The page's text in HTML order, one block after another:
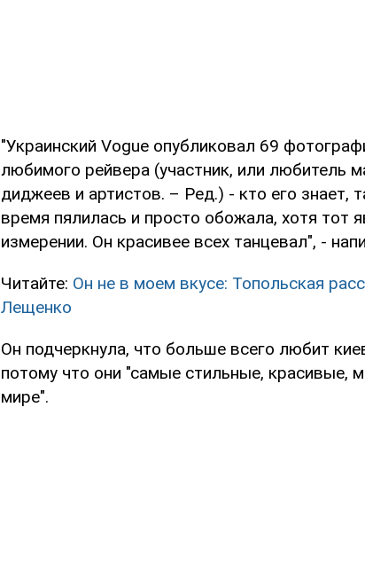
"Украинский Vogue опубликовал 69
любимого рейвера (участник, или любитель
диджеев и артистов. – Ред.) - кто его знает,
время пялилась и просто обожала, хотя тот
измерении. Он красивее всех танцевал", -
Читайте: Он не в моем вкусе: Топольская
Лещенко
Он подчеркнула, что больше всего любит
потому что они "самые стильные, красивые,
мире".